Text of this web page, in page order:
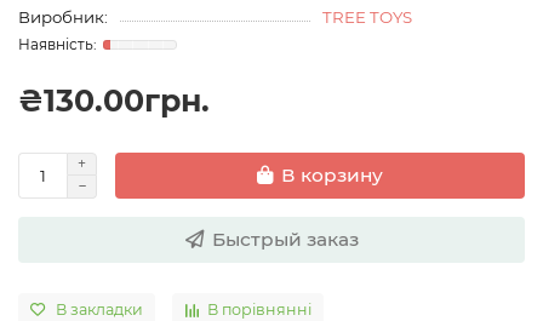
Виробник:
TREE TOYS
₴130.00грн.
В корзину
Быстрый заказ
В закладки В порівнянні